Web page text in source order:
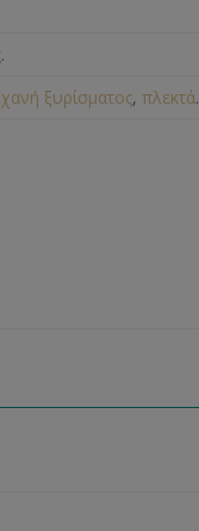
.
ξυρίσματος,πλεκτά.